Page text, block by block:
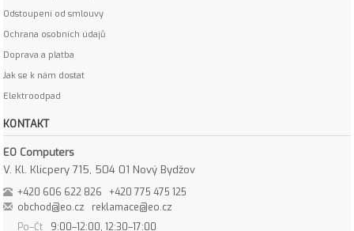
Odstoupení od smlouvy
Ochrana osobních údajů
Doprava a platba
Jak se k nám dostat
Elektroodpad
KONTAKT
EO Computers
V. Kl. Klicpery 715, 504 01 Nový Bydžov
+420 606 622 826
+420 775 475 125
obchod@eo.cz
reklamace@eo.cz
Po–Čt
9:00–12:00, 12:30–17:00